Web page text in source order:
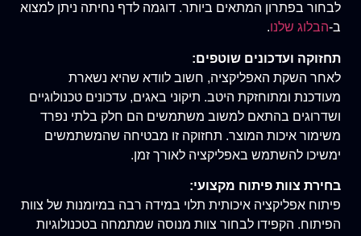
לבחור בפתרון המתאים ביותר. דוגמה לדף נחיתה ניתן למצוא
ב-הבלוג שלנו.
תחזוקה ועדכונים שוטפים:
לאחר השקת האפליקציה, חשוב לוודא שהיא נשארת
מעודכנת ומתוחזקת היטב. תיקוני באגים, עדכונים טכנולוגיים
ושדרוגים בהתאם למשוב משתמשים הם חלק בלתי נפרד
משימור איכות המוצר. תחזוקה זו מבטיחה שהמשתמשים
ימשיכו להשתמש באפליקציה לאורך זמן.
בחירת צוות פיתוח מקצועי:
פיתוח אפליקציה איכותית תלוי במידה רבה במיומנות של צוות
הפיתוח. הקפידו לבחור צוות מנוסה שמתמחה בטכנולוגיות